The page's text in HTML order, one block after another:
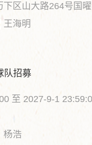
下区山大路264号国
王海明
队招募
至 2027-9-1
杨浩